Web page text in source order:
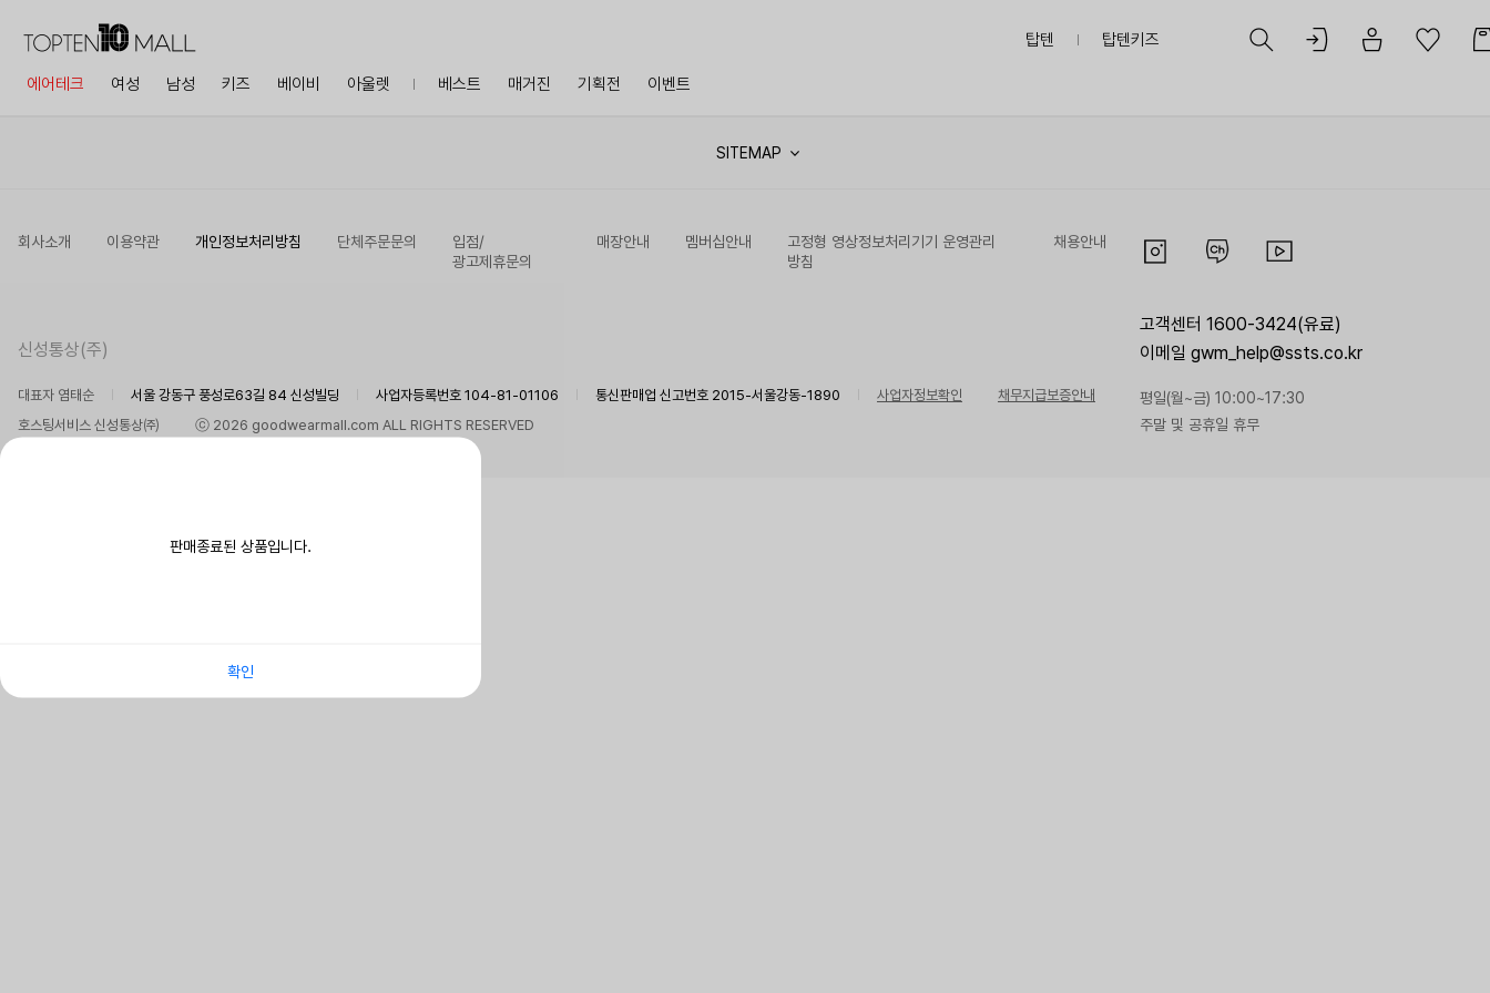
에어테크 여성 남성 키즈 베이비 아울렛 베스트 매거진 기획전 이벤트
탑텐 탑텐키즈
판매종료된 상품입니다.
확인
SITEMAP
회사소개 이용약관 개인정보처리방침 단체주문문의
입점/
광고제휴문의
매장안내 멤버십안내
고정형 영상정보처리기기 운영관리
방침
채용안내
신성통상(주)
대표자 염태순 서울 강동구 풍성로63길 84 신성빌딩 사업자등록번호 104-81-01106 통신판매업 신고번호 2015-서울강동-1890 사업자정보확인
채무지급보증안내
호스팅서비스 신성통상㈜
ⓒ 2026 goodwearmall.com ALL RIGHTS RESERVED
고객센터 1600-3424(유료)
이메일 gwm_help@ssts.co.kr
평일(월~금) 10:00~17:30
주말 및 공휴일 휴무